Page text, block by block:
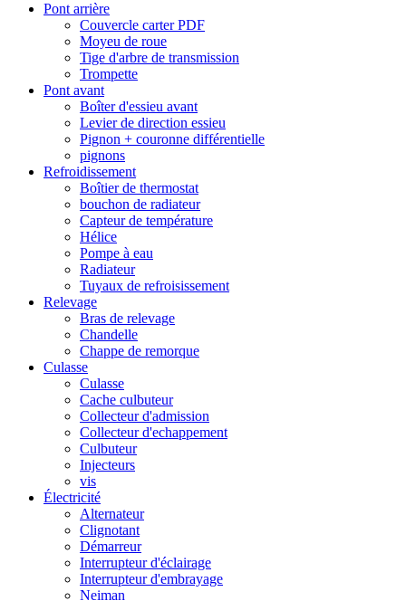
Pont arrière
Couvercle carter PDF
Moyeu de roue
Tige d'arbre de transmission
Trompette
Pont avant
Boîter d'essieu avant
Levier de direction essieu
Pignon + couronne différentielle
pignons
Refroidissement
Boîtier de thermostat
bouchon de radiateur
Capteur de température
Hélice
Pompe à eau
Radiateur
Tuyaux de refroisissement
Relevage
Bras de relevage
Chandelle
Chappe de remorque
Culasse
Culasse
Cache culbuteur
Collecteur d'admission
Collecteur d'echappement
Culbuteur
Injecteurs
vis
Électricité
Alternateur
Clignotant
Démarreur
Interrupteur d'éclairage
Interrupteur d'embrayage
Neiman